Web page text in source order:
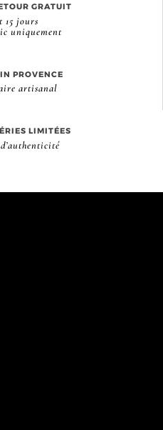
GRATUIT
15 jours
uniquement
PROVENCE
artisanal
LIMITÉES